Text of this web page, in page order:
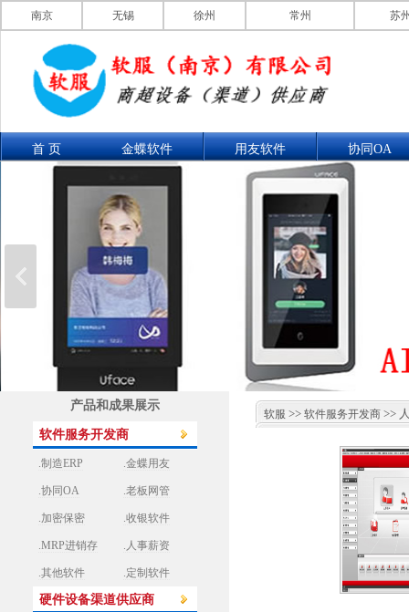
南京 无锡 徐州 常州 苏
首 页 金蝶软件 用友软件 协同OA
产品和成果展示
软件服务开发商
.制造ERP .金蝶用友
.协同OA .老板网管
.加密保密 .收银软件
.MRP进销存 .人事薪资
.其他软件 .定制软件
硬件设备渠道供应商
软服 >> 软件服务开发商>>